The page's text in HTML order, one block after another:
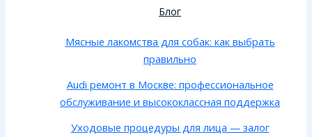
Блог
Мясные лакомства для собак: как выбрать
правильно
Audi ремонт в Москве: профессиональное
обслуживание и высококлассная поддержка
Уходовые процедуры для лица — залог